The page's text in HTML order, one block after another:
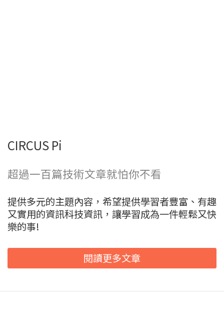
CIRCUS Pi
超過一百篇技術文章就怕你不看
提供多元的主題內容，希望提供學習者豐富、有趣
又實用的資訊科技資訊，讓學習成為一件輕鬆又快
樂的事!
閱讀更多文章